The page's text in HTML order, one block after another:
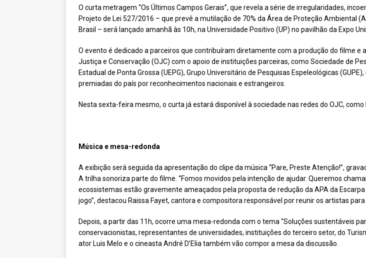
Paraná e Santa Catarina MEIO AMBIENTE
[ abril 11, 2022 ] Papagaio-verdadeiro: comércio ilegal faz com que aves percam o
CIDADANIA
O curta metragem “Os Últimos Campos Gerais”, que revela a série de irregularidades,
Projeto de Lei 527/2016 – que prevê a mutilação de 70% da Área de Proteção Ambiental
Brasil – será lançado amanhã às 10h, na Universidade Positivo (UP) no pavilhão da Expo
O evento é dedicado a parceiros que contribuíram diretamente com a produção do filme
Justiça e Conservação (OJC) com o apoio de instituições parceiras, como Sociedade de
Estadual de Ponta Grossa (UEPG), Grupo Universitário de Pesquisas Espeleológicas
premiadas do país por reconhecimentos nacionais e estrangeiros.
Nesta sexta-feira mesmo, o curta já estará disponível à sociedade nas redes do OJC,
Música e mesa-redonda
A exibição será seguida da apresentação do clipe da música “Pare, Preste Atenção!”,
A trilha sonoriza parte do filme. “Fomos movidos pela intenção de ajudar. Queremos
ecossistemas estão gravemente ameaçados pela proposta de redução da APA da
jogo”, destacou Raissa Fayet, cantora e compositora responsável por reunir os artistas
Depois, a partir das 11h, ocorre uma mesa-redonda com o tema “Soluções sustentáveis
conservacionistas, representantes de universidades, instituições do terceiro setor, do
ator Luis Melo e o cineasta André D’Elia também vão compor a mesa da discussão.